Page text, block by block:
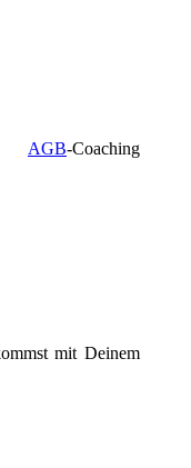
AGB-Coaching
mit Deinem